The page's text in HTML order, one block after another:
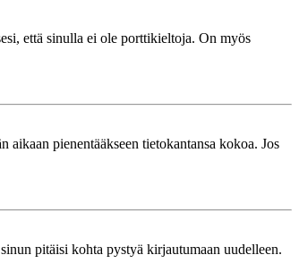
että sinulla ei ole porttikieltoja. On myös
pienentääkseen tietokantansa kokoa. Jos
pitäisi kohta pystyä kirjautumaan uudelleen.